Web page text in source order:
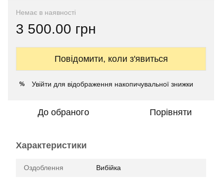
Немає в наявності
3 500.00 грн
Повідомити, коли з'явиться
% Увійти для відображення накопичувальної знижки
До обраного Порівняти
Характеристики
Оздоблення Вибійка